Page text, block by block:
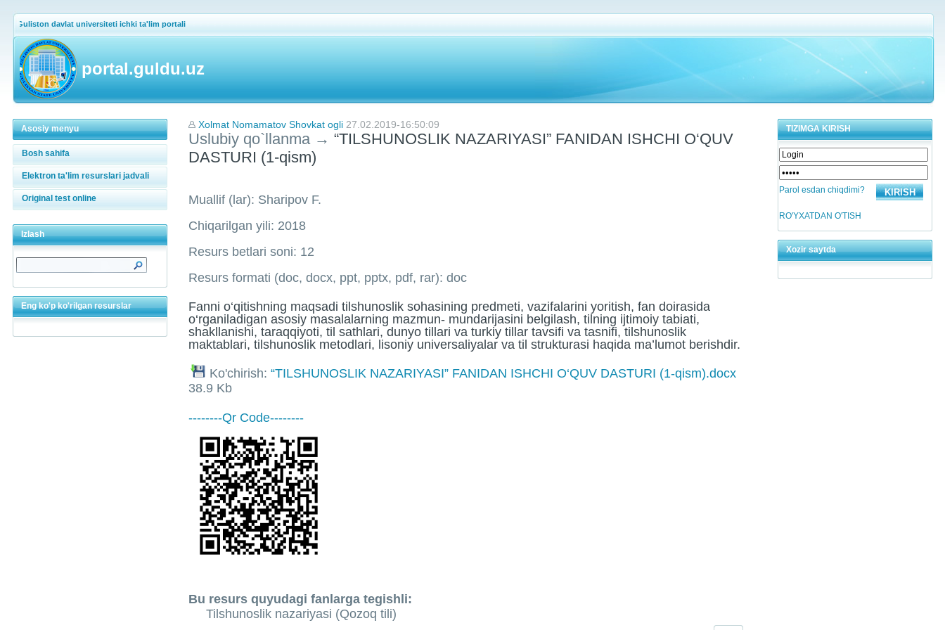
Guliston davlat universiteti ichki ta'lim portali
portal.guldu.uz
Asosiy menyu
Bosh sahifa
Elektron ta'lim resurslari jadvali
Original test online
Izlash
Eng ko'p ko'rilgan resurslar
TIZIMGA KIRISH
Parol esdan chiqdimi?
RO'YXATDAN O'TISH
Xozir saytda
Xolmat Nomamatov Shovkat ogli 27.02.2019-16:50:09
Uslubiy qo`llanma → “TILSHUNOSLIK NAZARIYASI” FANIDAN ISHCHI O‘QUV
DASTURI (1-qism)
Muallif (lar): Sharipov F.
Chiqarilgan yili: 2018
Resurs betlari soni: 12
Resurs formati (doc, docx, ppt, pptx, pdf, rar): doc
Fanni o‘qitishning maqsadi tilshunoslik sohasining predmeti, vazifalarini yoritish, fan doirasida
o‘rganiladigan asosiy masalalarning mazmun- mundarijasini belgilash, tilning ijtimoiy tabiati,
shakllanishi, taraqqiyoti, til sathlari, dunyo tillari va turkiy tillar tavsifi va tasnifi, tilshunoslik
maktablari, tilshunoslik metodlari, lisoniy universaliyalar va til strukturasi haqida ma’lumot berishdir.
Ko'chirish:“TILSHUNOSLIK NAZARIYASI” FANIDAN ISHCHI O‘QUV DASTURI (1-qism).docx
38.9 Kb
--------Qr Code--------
Bu resurs quyudagi fanlarga tegishli:
Tilshunoslik nazariyasi (Qozoq tili)